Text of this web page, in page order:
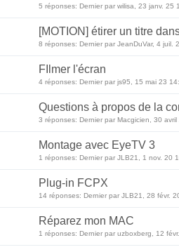
5 réponses: Dernier par wilisa, 23 janv. 25
[MOTION] étirer un titre
8 réponses: Dernier par JeanDuVar, 4 juil.
FIlmer l'écran
4 réponses: Dernier par js95, 15 mai 23
Questions à propos de la
3 réponses: Dernier par Macgicien, 30
Montage avec EyeTV 3
1 réponses: Dernier par JLB21, 1 nov. 20
Plug-in FCPX
14 réponses: Dernier par JLB21, 28 févr.
Réparez mon MAC
1 réponses: Dernier par uzboxberg, 12